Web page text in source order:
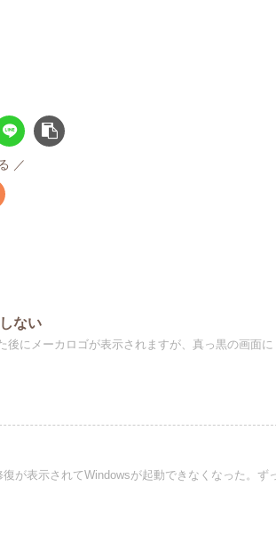
ない
後にメーカロゴが表示されますが、真っ黒の画面に
が表示されてWindowsが起動できなくなった。ず